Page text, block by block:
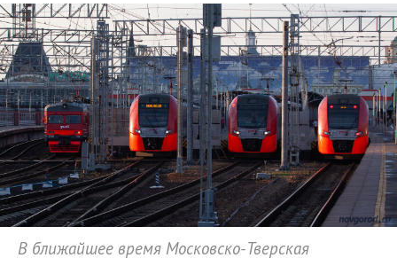
В ближайшее время Московско-Тверская